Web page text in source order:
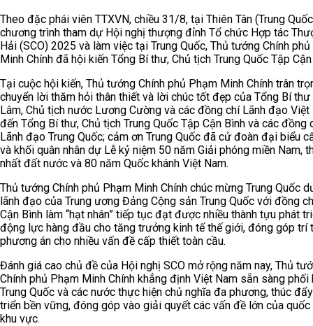
Theo đặc phái viên TTXVN, chiều 31/8, tại Thiên Tân (Trung
chương trình tham dự Hội nghị thượng đỉnh Tổ chức Hợp tác
Hải (SCO) 2025 và làm việc tại Trung Quốc, Thủ tướng Chính
Minh Chính đã hội kiến Tổng Bí thư, Chủ tịch Trung Quốc Tập
Tại cuộc hội kiến, Thủ tướng Chính phủ Phạm Minh Chính trân
chuyển lời thăm hỏi thân thiết và lời chúc tốt đẹp của Tổng Bí thư
Lâm, Chủ tịch nước Lương Cường và các đồng chí Lãnh đạo Việt
đến Tổng Bí thư, Chủ tịch Trung Quốc Tập Cận Bình và các đồng
Lãnh đạo Trung Quốc; cảm ơn Trung Quốc đã cử đoàn đại biểu
và khối quân nhân dự Lễ kỷ niệm 50 năm Giải phóng miền Nam,
nhất đất nước và 80 năm Quốc khánh Việt Nam.
Thủ tướng Chính phủ Phạm Minh Chính chúc mừng Trung Quốc
lãnh đạo của Trung ương Đảng Cộng sản Trung Quốc với đồng
Cận Bình làm “hạt nhân” tiếp tục đạt được nhiều thành tựu phát
động lực hàng đầu cho tăng trưởng kinh tế thế giới, đóng góp trí
phương án cho nhiều vấn đề cấp thiết toàn cầu.
Đánh giá cao chủ đề của Hội nghị SCO mở rộng năm nay, Thủ
Chính phủ Phạm Minh Chính khẳng định Việt Nam sẵn sàng phối
Trung Quốc và các nước thực hiện chủ nghĩa đa phương, thúc
triển bền vững, đóng góp vào giải quyết các vấn đề lớn của quốc
khu vực.